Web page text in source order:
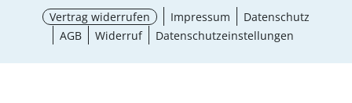
Vertrag widerrufen Impressum
Datenschutz
AGB
Widerruf Datenschutzeinstellungen